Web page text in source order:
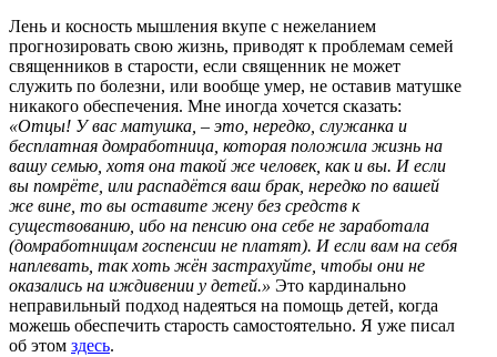
Лень и косность мышления вкупе с нежеланием
прогнозировать свою жизнь, приводят к проблемам семей
священников в старости, если священник не может
служить по болезни, или вообще умер, не оставив матушке
никакого обеспечения. Мне иногда хочется сказать:
«Отцы! У вас матушка, – это, нередко, служанка и
бесплатная домработница, которая положила жизнь на
вашу семью, хотя она такой же человек, как и вы. И если
вы помрёте, или распадётся ваш брак, нередко по вашей
же вине, то вы оставите жену без средств к
существованию, ибо на пенсию она себе не заработала
(домработницам госпенсии не платят). И если вам на себя
наплевать, так хоть жён застрахуйте, чтобы они не
оказались на иждивении у детей.» Это кардинально
неправильный подход надеяться на помощь детей, когда
можешь обеспечить старость самостоятельно. Я уже писал
об этом здесь.